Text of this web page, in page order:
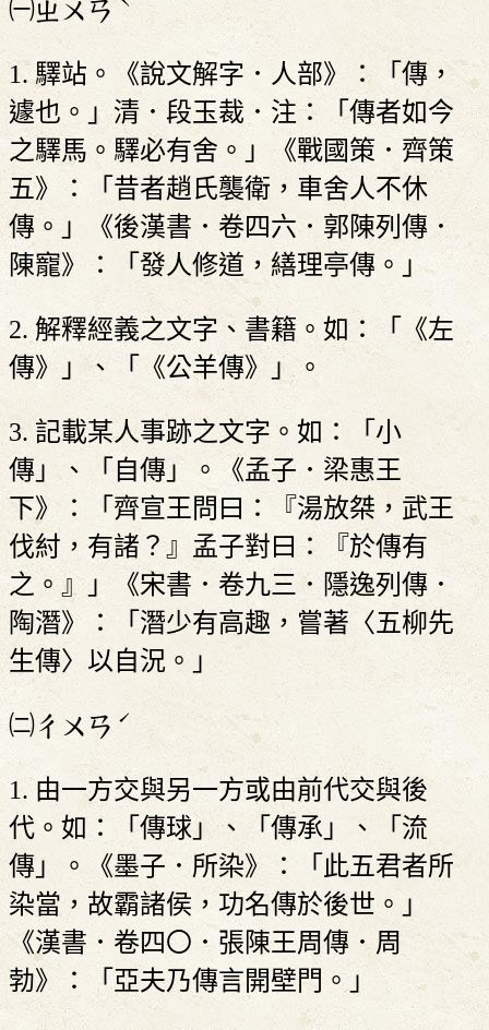
㈠ㄓㄨㄢ
1. 驛站。《說文解字．人部》：「傳，
遽也。」清．段玉裁．注：「傳者如今
之驛馬。驛必有舍。」《戰國策．齊策
五》：「昔者趙氏襲衛，車舍人不休
傳。」《後漢書．卷四六．郭陳列傳．
陳寵》：「發人修道，繕理亭傳。」
2. 解釋經義之文字、書籍。如：「《左
傳》」、「《公羊傳》」。
3. 記載某人事跡之文字。如：「小
傳」、「自傳」。《孟子．梁惠王
下》：「齊宣王問曰：『湯放桀，武王
伐紂，有諸？』孟子對曰：『於傳有
之。』」《宋書．卷九三．隱逸列傳．
陶潛》：「潛少有高趣，嘗著〈五柳先
生傳〉以自況。」
㈡ㄔㄨㄢ ˊ
1. 由一方交與另一方或由前代交與後
代。如：「傳球」、「傳承」、「流
傳」。《墨子．所染》：「此五君者所
染當，故霸諸侯，功名傳於後世。」
《漢書．卷四〇．張陳王周傳．周
勃》：「亞夫乃傳言開壁門。」